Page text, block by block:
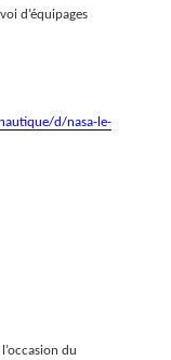
d’équipages
d/nasa-le-
du